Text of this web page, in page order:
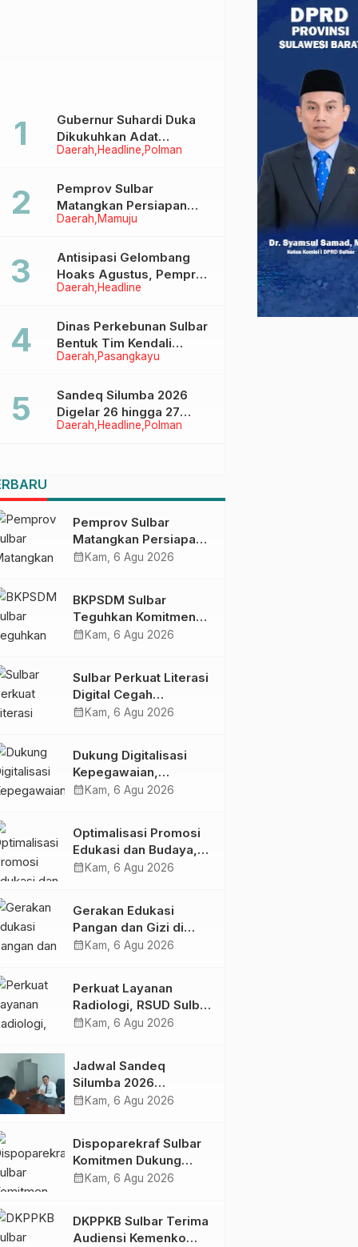
Daerah Headline Polman
Gubernur Suhardi Duka
Dikukuhkan Adat
Balanipa, Raih Gelar Sulo
Daerah Mamuju
Pemprov Sulbar
Matangkan Persiapan
HUT Ke-81 RI, Puncak
Ahmad Kirang
Daerah Headline
Antisipasi Gelombang
Hoaks Agustus, Pemprov
Sulbar Ajak Warga Jaga
Daerah Pasangkayu
Dinas Perkebunan Sulbar
Bentuk Tim Kendali
Internal ICS untuk Dukung
di Pasangkayu
Daerah Headline Polman
Sandeq Silumba 2026
Digelar 26 hingga 27
September, Rangkaian
Pemprov Sulbar
Matangkan Persiapan
HUT Ke-81 RI, Puncak
calendar_month Kam, 6 Agu 2026
BKPSDM Sulbar
Teguhkan Komitmen
Pengembangan
Penandatanganan
Perjanjian Tugas
Belajar 2026
calendar_month Kam, 6 Agu 2026
Sulbar Perkuat Literasi
Digital Cegah
Kejahatan Love
calendar_month Kam, 6 Agu 2026
Dukung Digitalisasi
Kepegawaian,
DPMPTSP Sulbar Siap
calendar_month Kam, 6 Agu 2026
Optimalisasi Promosi
Edukasi dan Budaya,
Anjungan Provinsi
Bersama Sky World
TMII
calendar_month Kam, 6 Agu 2026
Gerakan Edukasi
Pangan dan Gizi di
Mamasa: Tingkatkan
dalam Pemenuhan Gizi
calendar_month Kam, 6 Agu 2026
Perkuat Layanan
Radiologi, RSUD Sulbar
Sambut Kembali dr. Iis
calendar_month Kam, 6 Agu 2026
Jadwal Sandeq
Silumba 2026
Disesuaikan,
Tetap Dimatangkan
calendar_month Kam, 6 Agu 2026
Dispoparekraf Sulbar
Komitmen Dukung
Penyusunan RAD
calendar_month Kam, 6 Agu 2026
DKPPKB Sulbar Terima
Audiensi Kemenko